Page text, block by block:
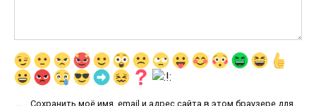
Сохранить моё имя, email и адрес сайта в этом браузере для